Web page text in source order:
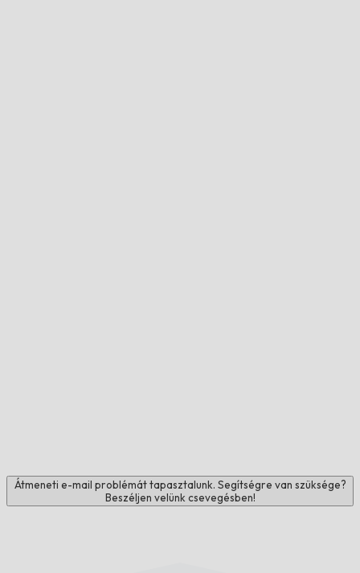
Átmeneti e-mail problémát tapasztalunk. Segítségre van szüksége?
Beszéljen velünk csevegésben!